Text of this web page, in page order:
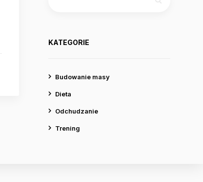
KATEGORIE
Budowanie masy
Dieta
Odchudzanie
Trening